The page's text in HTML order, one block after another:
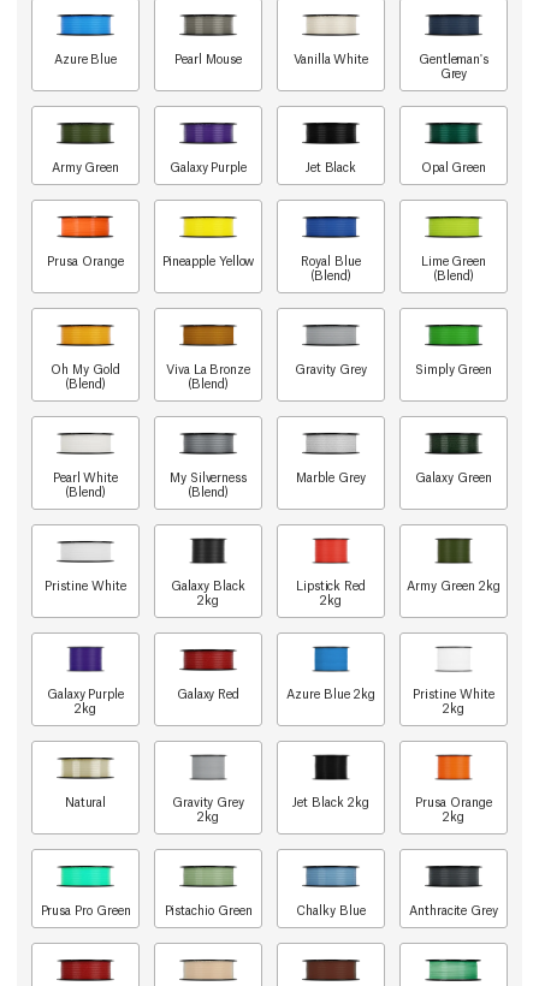
Azure Blue Pearl Mouse Vanilla White
Gentleman's
Grey
Army Green Galaxy Purple Jet Black Opal Green
Prusa Orange Pineapple Yellow
Royal Blue
(Blend)
Lime Green
(Blend)
Oh My Gold
(Blend)
Viva La Bronze
(Blend)
Gravity Grey Simply Green
Pearl White
(Blend)
My Silverness
(Blend)
Marble Grey Galaxy Green
Pristine White
Galaxy Black
2kg
Lipstick Red
2kg
Army Green 2kg
Galaxy Purple
2kg
Galaxy Red Azure Blue 2kg
Pristine White
2kg
Natural
Gravity Grey
2kg
Jet Black 2kg
Prusa Orange
2kg
Prusa Pro Green Pistachio Green Chalky Blue Anthracite Grey